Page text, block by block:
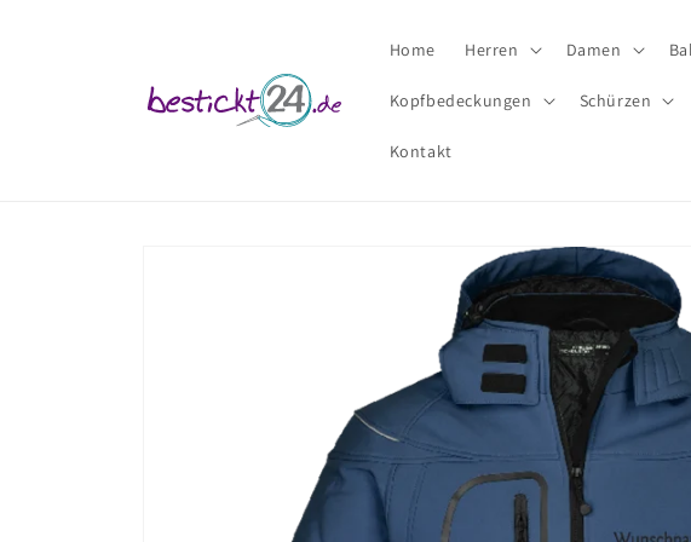
Home Herren Damen
Kopfbedeckungen Schürzen
Kontakt